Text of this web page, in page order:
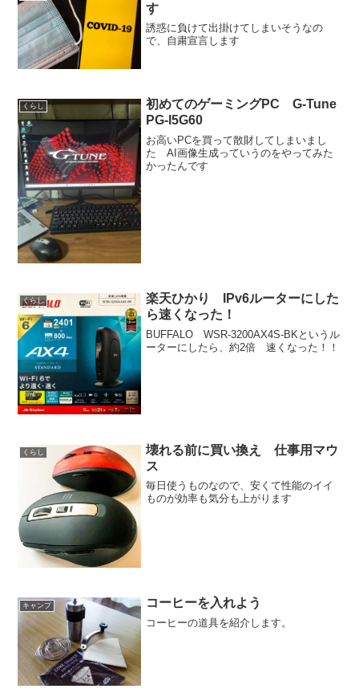
す
誘惑に負けて出掛けてしまいそうなの
で、自粛宣言します
くらし
初めてのゲーミングPC G-Tune
PG-I5G60
お高いPCを買って散財してしまいまし
た AI画像生成っていうのをやってみた
かったんです
くらし
楽天ひかり IPv6ルーターにした
ら速くなった！
BUFFALO WSR-3200AX4S-BKというル
ーターにしたら、約2倍 速くなった！！
くらし
壊れる前に買い換え 仕事用マウ
ス
毎日使うものなので、安くて性能のイイ
ものが効率も気分も上がります
キャンプ コーヒーを入れよう
コーヒーの道具を紹介します。